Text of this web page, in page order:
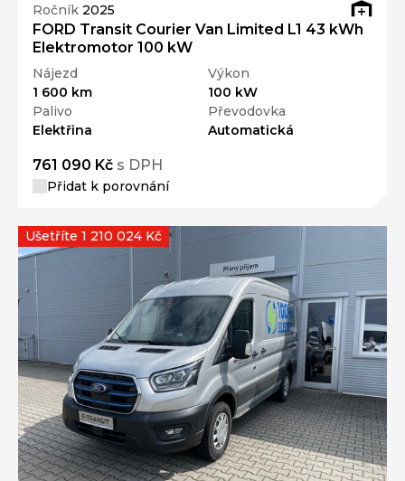
Ročník 2025
FORD Transit Courier Van Limited L1 43 kWh
Elektromotor 100 kW
Nájezd
1 600 km
Výkon
100 kW
Palivo
Elektřina
Převodovka
Automatická
761 090 Kč s DPH
Přidat k porovnání
Ušetříte 1 210 024 Kč